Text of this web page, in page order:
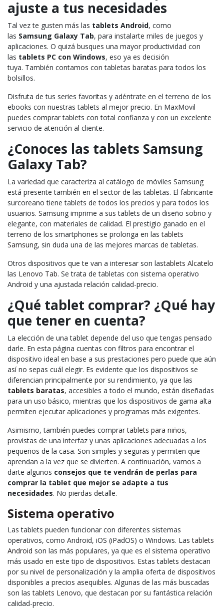
ajuste a tus necesidades
Tal vez te gusten más las tablets Android, como
las Samsung Galaxy Tab, para instalarte miles de juegos y
aplicaciones. O quizá busques una mayor productividad con
las tablets PC con Windows, eso ya es decisión
tuya. También contamos con tabletas baratas para todos los
bolsillos.
Disfruta de tus series favoritas y adéntrate en el terreno de los
ebooks con nuestras tablets al mejor precio. En MaxMovil
puedes comprar tablets con total confianza y con un excelente
servicio de atención al cliente.
¿Conoces las tablets Samsung
Galaxy Tab?
La variedad que caracteriza al catálogo de móviles Samsung
está presente también en el sector de las tabletas. El fabricante
surcoreano tiene tablets de todos los precios y para todos los
usuarios. Samsung imprime a sus tablets de un diseño sobrio y
elegante, con materiales de calidad. El prestigio ganado en el
terreno de los smartphones se prolonga en lastablets
Samsung, sin duda una de las mejores marcas de tabletas.
Otros dispositivos que te van a interesar son lastablets Alcatelo
las Lenovo Tab. Se trata de tabletas con sistema operativo
Android y una ajustada relación calidad-precio.
¿Qué tablet comprar? ¿Qué hay
que tener en cuenta?
La elección de una tablet depende del uso que tengas pensado
darle. En esta página cuentas con filtros para encontrar el
dispositivo ideal en base a sus prestaciones pero puede que aún
así no sepas cuál elegir. Es evidente que los dispositivos se
diferencian principalmente por su rendimiento, ya que las
tablets baratas, accesibles a todo el mundo, están diseñadas
para un uso básico, mientras que los dispositivos de gama alta
permiten ejecutar aplicaciones y programas más exigentes.
Asimismo, también puedes comprartablets para niños,
provistas de una interfaz y unas aplicaciones adecuadas a los
pequeños de la casa. Son simples y seguras y permiten que
aprendan a la vez que se divierten. A continuación, vamos a
darte algunos consejos que te vendrán de perlas para
comprar la tablet que mejor se adapte a tus
necesidades. No pierdas detalle.
Sistema operativo
Las tablets pueden funcionar con diferentes sistemas
operativos, como Android, iOS (iPadOS) o Windows. Lastablets
Android son las más populares, ya que es el sistema operativo
más usado en este tipo de dispositivos. Estas tablets destacan
por su nivel de personalización y la amplia oferta de dispositivos
disponibles a precios asequibles. Algunas de las más buscadas
son lastablets Lenovo, que destacan por su fantástica relación
calidad-precio.